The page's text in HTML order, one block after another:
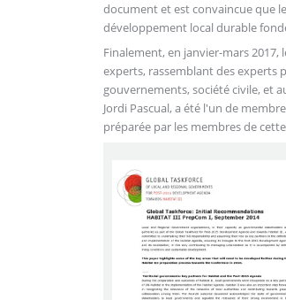
document et est convaincue que
développement local durable
Finalement, en janvier-mars
experts, rassemblant des
gouvernements, société civile, et
Jordi Pascual, a été l'un de
préparée par les membres de